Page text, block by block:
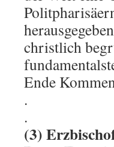
christlich
Ende
.
.
(3)